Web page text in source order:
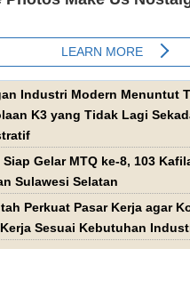
Industri Modern Menuntut
K3 yang Tidak Lagi
Siap Gelar MTQ ke-8, 103
Sulawesi Selatan
Perkuat Pasar Kerja agar
Sesuai Kebutuhan